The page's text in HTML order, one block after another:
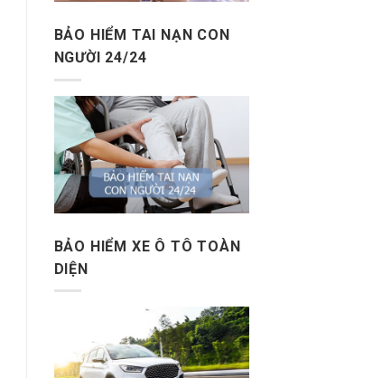
BẢO HIỂM TAI NẠN CON
NGƯỜI 24/24
BẢO HIỂM XE Ô TÔ TOÀN
DIỆN